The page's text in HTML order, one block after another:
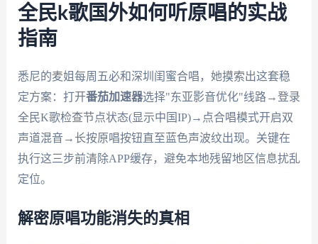
全民k歌国外如何听原唱的实战
指南
悉尼的麦姐每周五必和深圳闺蜜合唱，她摸索出这套稳
定方案：打开番茄加速器选择"东亚影音优化"线路→登录
全民K歌检查节点状态(显示中国IP)→点合唱模式开启双
声道混音→长按原唱按钮直至蓝色声波纹出现。关键在
执行这三步前清除APP缓存，避免本地残留地区信息扰乱
定位。
解密原唱功能消失的真相